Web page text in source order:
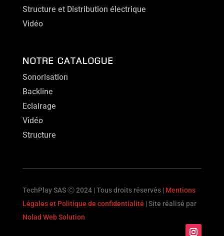
Structure et Distribution électrique
Vidéo
NOTRE CATALOGUE
Sonorisation
Backline
Eclairage
Vidéo
Structure
TechPlay SAS Ⓒ 2024 | Tous droits réservés | Mentions
Légales et Politique de confidentialité | Site réalisé par
Nolad Web Solution